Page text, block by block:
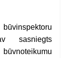
sasniegts